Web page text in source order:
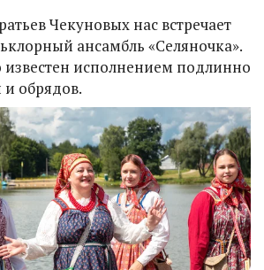
Чекуновых нас встречает
ансамбль «Селяночка».
известен исполнением подлинно
обрядов.